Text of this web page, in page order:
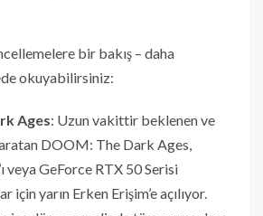
bir bakış – daha
okuyabilirsiniz:
Ages: Uzun vakittir beklenen ve
DOOM: The Dark Ages,
veya GeForce RTX 50 Serisi
için yarın Erken Erişim’e açılıyor.